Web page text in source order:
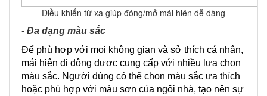
Điều khiển từ xa giúp đóng/mở mái hiên dễ dàng
- Đa dạng màu sắc
Để phù hợp với mọi không gian và sở thích cá nhân,
mái hiên di động được cung cấp với nhiều lựa chọn
màu sắc. Người dùng có thể chọn màu sắc ưa thích
hoặc phù hợp với màu sơn của ngôi nhà, tạo nên sự